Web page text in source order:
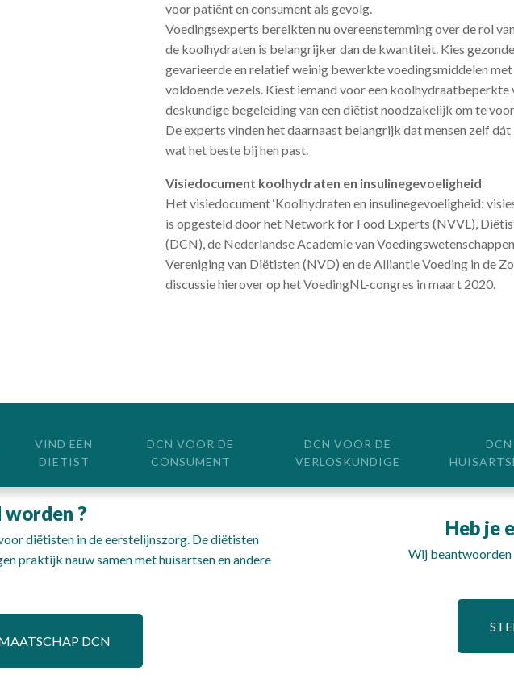
voor patiënt en consument als gevolg.
Voedingsexperts bereikten nu overeenstemming over de rol
de koolhydraten is belangrijker dan de kwantiteit. Kies
gevarieerde en relatief weinig bewerkte voedingsmiddelen
voldoende vezels. Kiest iemand voor een koolhydraatbeperkte
deskundige begeleiding van een diëtist noodzakelijk om te
De experts vinden het daarnaast belangrijk dat mensen zelf
wat het beste bij hen past.
Visiedocument koolhydraten en insulinegevoeligheid
Het visiedocument ‘Koolhydraten en insulinegevoeligheid:
is opgesteld door het Network for Food Experts (NVVL),
(DCN), de Nederlandse Academie van
Vereniging van Diëtisten (NVD) en de Alliantie Voeding in de
discussie hierover op het VoedingNL-congres in maart 2020.
VIND EEN
DIETIST
DCN VOOR DE
CONSUMENT
DCN VOOR DE
VERLOSKUNDIGE
?
diëtisten in de eerstelijnszorg. De diëtisten
praktijk nauw samen met huisartsen en andere
DCN
Heb je
Wij beantwoorden